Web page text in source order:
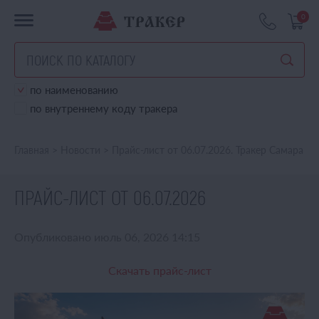
0
по наименованию
по внутреннему коду тракера
ПРАЙС-ЛИСТ ОТ 06.07.2026
Скачать прайс-лист